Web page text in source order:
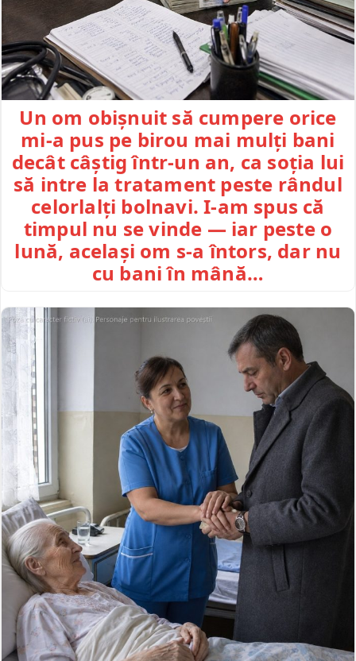
Un om obișnuit să cumpere orice
mi-a pus pe birou mai mulți bani
decât câștig într-un an, ca soția lui
să intre la tratament peste rândul
celorlalți bolnavi. I-am spus că
timpul nu se vinde — iar peste o
lună, același om s-a întors, dar nu
cu bani în mână…